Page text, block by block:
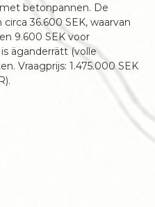
betonpannen. De
36.600 SEK, waarvan
9.600 SEK voor
äganderrätt (volle
Vraagprijs: 1.475.000 SEK